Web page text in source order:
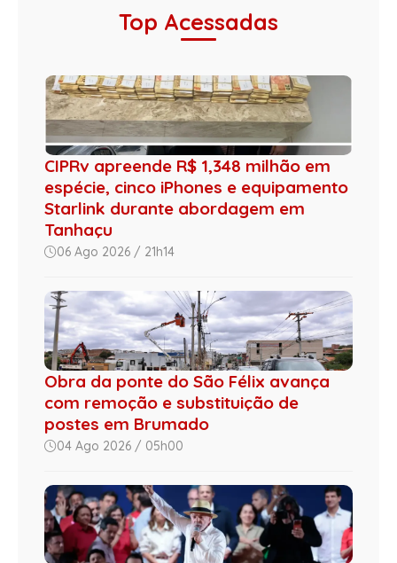
Top Acessadas
CIPRv apreende R$ 1,348 milhão em
espécie, cinco iPhones e equipamento
Starlink durante abordagem em
Tanhaçu
06 Ago 2026 / 21h14
Obra da ponte do São Félix avança
com remoção e substituição de
postes em Brumado
04 Ago 2026 / 05h00